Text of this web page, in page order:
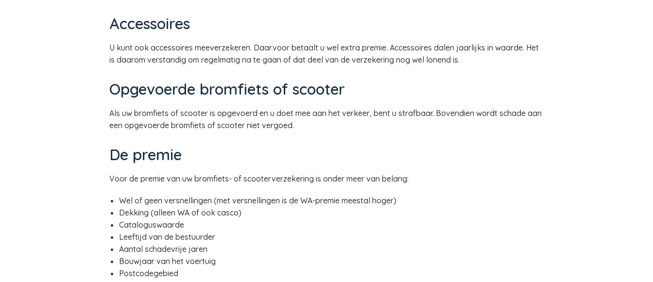
Accessoires
U kunt ook accessoires meeverzekeren. Daarvoor betaalt u wel extra premie. Accessoires dalen jaarlijks in waarde. Het
is daarom verstandig om regelmatig na te gaan of dat deel van de verzekering nog wel lonend is.
Opgevoerde bromfiets of scooter
Als uw bromfiets of scooter is opgevoerd en u doet mee aan het verkeer, bent u strafbaar. Bovendien wordt schade aan
een opgevoerde bromfiets of scooter niet vergoed.
De premie
Voor de premie van uw bromfiets- of scooterverzekering is onder meer van belang:
Wel of geen versnellingen (met versnellingen is de WA-premie meestal hoger)
Dekking (alleen WA of ook casco)
Cataloguswaarde
Leeftijd van de bestuurder
Aantal schadevrije jaren
Bouwjaar van het voertuig
Postcodegebied